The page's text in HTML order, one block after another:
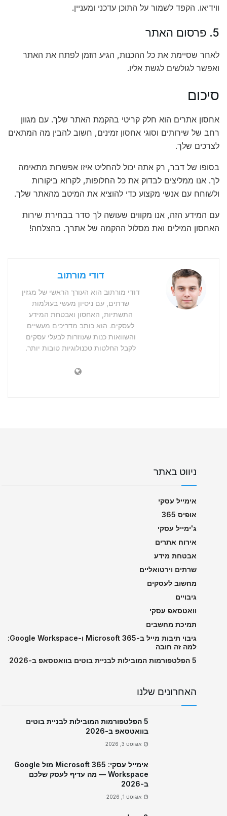
ווידיאו. הקפד לשמור על התוכן עדכני ומעניין.
5. פרסום האתר
לאחר שסיימת את כל ההכנות, הגיע הזמן לפתח את האתר
ואפשר לגולשים לגשת אליו.
סיכום
אחסון אתרים הוא חלק קריטי בהקמת האתר שלך. עם מגוון
רחב של שירותים וסוגי אחסון זמינים, חשוב להבין מה המתאים
לצרכים שלך.
בסופו של דבר, רק אתה יכול להחליט איזו אפשרות מתאימה
לך. אנו ממליצים לבדוק את כל החלופות, לקרוא ביקורות
ולשוחח עם אנשי מקצוע כדי להוציא את המיטב מהאתר שלך.
עם המידע הזה, אנו מקווים שעושה לך סדר בבחירת שירות
האחסון המילים ואת מסלול ההקמה של אתרך. בהצלחה!
דודי מורתוב
דודי מורתוב הוא העורך הראשי של מגזין
שרתים, עם ניסיון מעשי בעולמות
התשתיות, האחסון ואבטחת המידע
לעסקים. הוא כותב מדריכים מעשיים
והשוואות כנות שעוזרות לבעלי עסקים
לקבל החלטות טכנולוגיות טובות יותר.
ניווט באתר
אימייל עסקי
אופיס 365
ג'ימייל עסקי
אירוח אתרים
אבטחת מידע
שרתים וירטואליים
מחשוב לעסקים
גיבויים
וואטסאפ עסקי
תמיכת מחשבים
גיבוי תיבות מייל ב-Microsoft 365 ו-Google Workspace:
למה זה חובה
5 הפלטפורמות המובילות לבניית בוטים בוואטסאפ ב-2026
האחרונים שלנו
5 הפלטפורמות המובילות לבניית בוטים
בוואטסאפ ב-2026
אוגוסט 3, 2026
אימייל עסקי: Microsoft 365 מול Google
Workspace — מה עדיף לעסק שלכם
ב-2026
אוגוסט 1, 2026